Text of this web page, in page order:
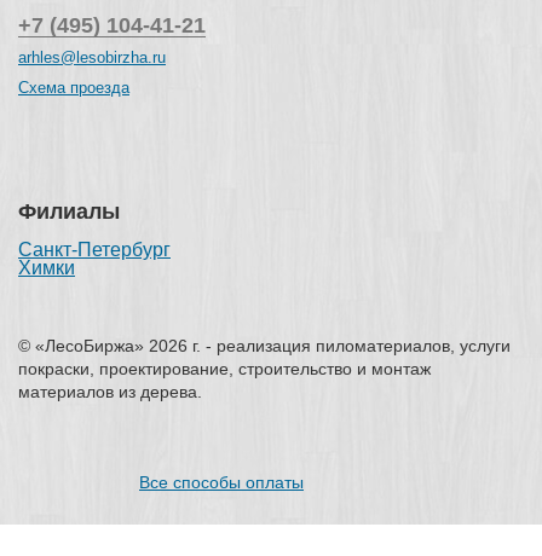
+7 (495) 104-41-21
arhles@lesobirzha.ru
Схема проезда
Филиалы
Санкт-Петербург
Химки
© «ЛесоБиржа» 2026 г. - реализация пиломатериалов, услуги
покраски, проектирование, строительство и монтаж
материалов из дерева.
Все способы оплаты